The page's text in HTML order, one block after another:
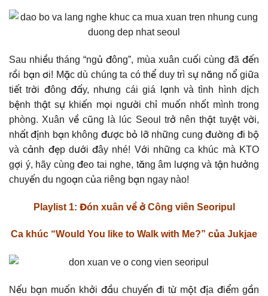
Sau nhiều tháng “ngủ đông”, mùa xuân cuối cùng đã đến
rồi bạn ơi! Mặc dù chúng ta có thể duy trì sự năng nổ giữa
tiết trời đông đấy, nhưng cái giá lạnh và tình hình dịch
bệnh thật sự khiến mọi người chỉ muốn nhốt mình trong
phòng. Xuân về cũng là lúc Seoul trở nên thật tuyệt vời,
nhất định bạn không được bỏ lỡ những cung đường đi bộ
và cảnh đẹp dưới đây nhé! Với những ca khúc mà KTO
gợi ý, hãy cùng đeo tai nghe, tăng âm lượng và tận hưởng
chuyến du ngoạn của riêng bạn ngay nào!
Playlist 1: Đón xuân về ở Công viên Seoripul
Ca khúc “Would You like to Walk with Me?” của Jukjae
Nếu bạn muốn khởi đầu chuyến đi từ một địa điểm gần